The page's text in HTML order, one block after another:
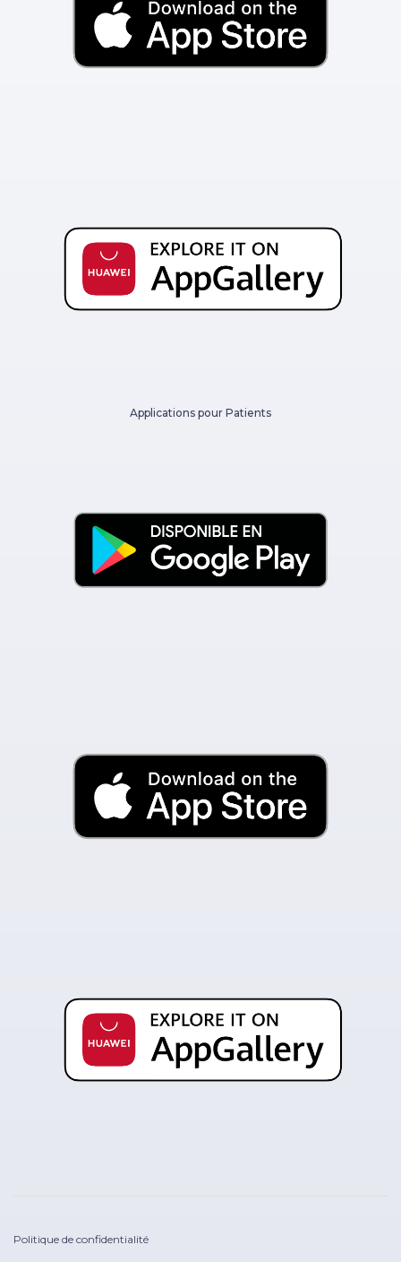
Applications pour Patients
Politique de confidentialité